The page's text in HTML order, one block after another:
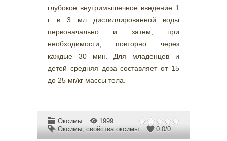
глубокое внутримышечное введение 1
г в 3 мл дистиллированной воды
первоначально и затем, при
необходимости, повторно через
каждые 30 мин. Для младенцев и
детей средняя доза составляет от 15
до 25 мг/кг массы тела.
Оксимы
1999
Оксимы, свойства оксимы 0.0/0